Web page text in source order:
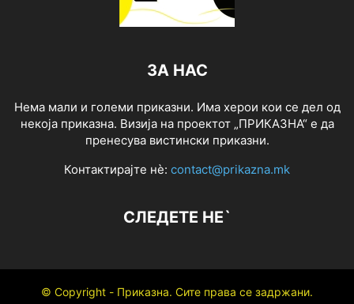
ЗА НАС
Нема мали и големи приказни. Има херои кои се дел од
некоја приказна. Визија на проектот „ПРИКАЗНА“ е да
пренесува вистински приказни.
Контактирајте нѐ: contact@prikazna.mk
СЛЕДЕТЕ НЕ`
© Copyright - Приказна. Сите права се задржани.